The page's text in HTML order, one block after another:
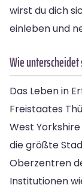
wirst du dich
einleben und
Wie unterscheidet
Das Leben in
Freistaates
West
die größte
Oberzentren
Institutionen